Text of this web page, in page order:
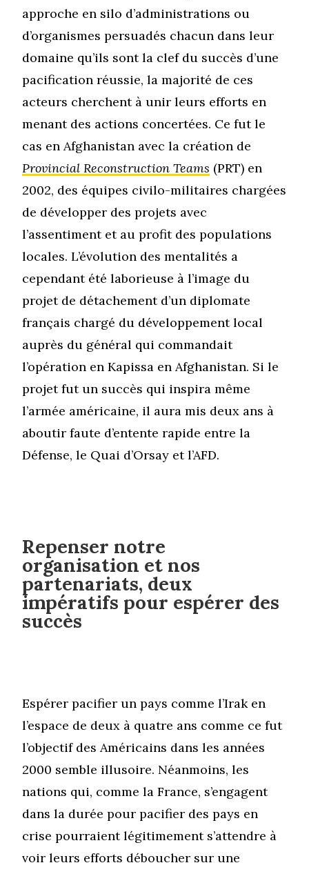
approche en silo d’administrations ou
d’organismes persuadés chacun dans leur
domaine qu’ils sont la clef du succès d’une
pacification réussie, la majorité de ces
acteurs cherchent à unir leurs efforts en
menant des actions concertées. Ce fut le
cas en Afghanistan avec la création de
Provincial Reconstruction Teams (PRT) en
2002, des équipes civilo-militaires chargées
de développer des projets avec
l’assentiment et au profit des populations
locales. L’évolution des mentalités a
cependant été laborieuse à l’image du
projet de détachement d’un diplomate
français chargé du développement local
auprès du général qui commandait
l’opération en Kapissa en Afghanistan. Si le
projet fut un succès qui inspira même
l’armée américaine, il aura mis deux ans à
aboutir faute d’entente rapide entre la
Défense, le Quai d’Orsay et l’AFD.
Repenser notre
organisation et nos
partenariats, deux
impératifs pour espérer des
succès
Espérer pacifier un pays comme l’Irak en
l’espace de deux à quatre ans comme ce fut
l’objectif des Américains dans les années
2000 semble illusoire. Néanmoins, les
nations qui, comme la France, s’engagent
dans la durée pour pacifier des pays en
crise pourraient légitimement s’attendre à
voir leurs efforts déboucher sur une